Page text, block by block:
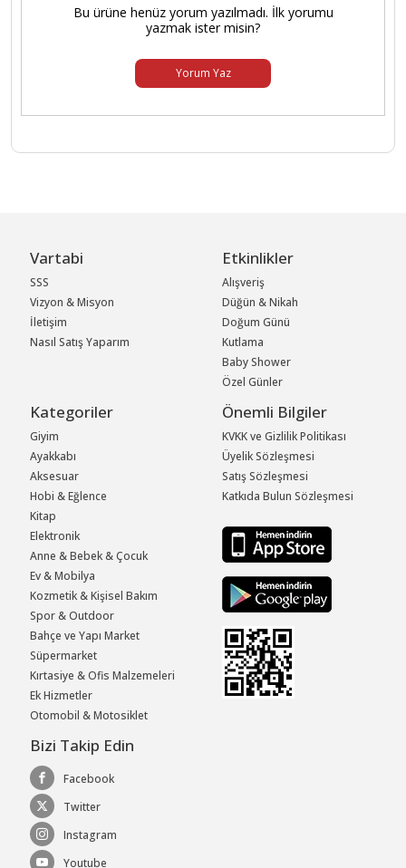
Bu ürüne henüz yorum yazılmadı. İlk yorumu
yazmak ister misin?
Yorum Yaz
Vartabi
SSS
Vizyon & Misyon
İletişim
Nasıl Satış Yaparım
Etkinlikler
Alışveriş
Düğün & Nikah
Doğum Günü
Kutlama
Baby Shower
Özel Günler
Kategoriler
Giyim
Ayakkabı
Aksesuar
Hobi & Eğlence
Kitap
Elektronik
Anne & Bebek & Çocuk
Ev & Mobilya
Kozmetik & Kişisel Bakım
Spor & Outdoor
Bahçe ve Yapı Market
Süpermarket
Kırtasiye & Ofis Malzemeleri
Ek Hizmetler
Otomobil & Motosiklet
Önemli Bilgiler
KVKK ve Gizlilik Politikası
Üyelik Sözleşmesi
Satış Sözleşmesi
Katkıda Bulun Sözleşmesi
Bizi Takip Edin
Facebook
Twitter
Instagram
Youtube